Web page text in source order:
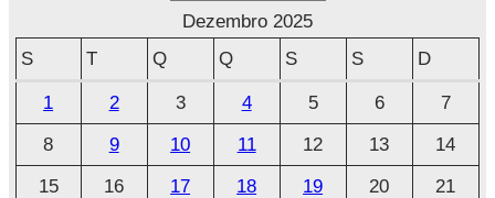
v
o
Dezembro 2025
S
T Q Q S S D
1 2 3 4 5 6
7
8
9 10 11 12 13
14
15
16 17 18 19 20
21